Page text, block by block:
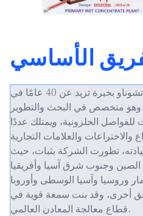
الأساسي
يتمتع السيد لي تشوناو بخبرة تزيد عن 40 عامًا في
وهو متخصص في البحث والتطوير
للفواصل الحلزونية، ويمتلك عددًا
والاختراعات والعلامات التجارية
تطورت الشركة بثبات، حيث
الصين وجنوب شرق آسيا وأفريقيا
وروسيا وآسيا الوسطى وأوروبا
أخرى، وقد بنت سمعة قوية في
قطاع معالجة المعادن العالمي.